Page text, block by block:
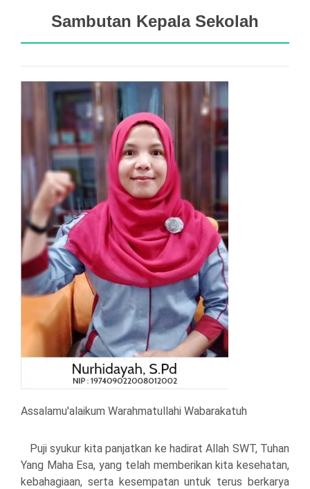
Sambutan Kepala Sekolah
Assalamu'alaikum Warahmatullahi Wabarakatuh
Puji syukur kita panjatkan ke hadirat Allah SWT, Tuhan
Yang Maha Esa, yang telah memberikan kita kesehatan,
kebahagiaan, serta kesempatan untuk terus berkarya